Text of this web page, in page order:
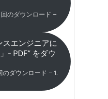
のダウンロード –
スエンジニアに
- PDF” をダウ
ダウンロード – 1.